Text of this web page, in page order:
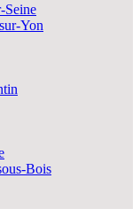
Seine
Yon
Bois